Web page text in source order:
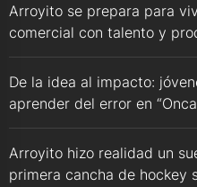
Arroyito se prepara para
comercial con talento y
De la idea al impacto:
aprender del error en
Arroyito hizo realidad un
primera cancha de hockey